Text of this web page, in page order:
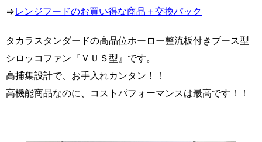
⇒レンジフードのお買い得な商品＋交換パック
タカラスタンダードの高品位ホーロー整流板付きブース型
シロッコファン『ＶＵＳ型』です。
高捕集設計で、お手入れカンタン！！
高機能商品なのに、コストパフォーマンスは最高です！！